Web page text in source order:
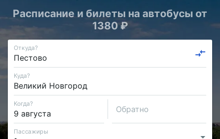
Расписание и билеты на автобусы от
1380 ₽
Откуда?
Куда?
Когда?
Обратно
Пассажиры